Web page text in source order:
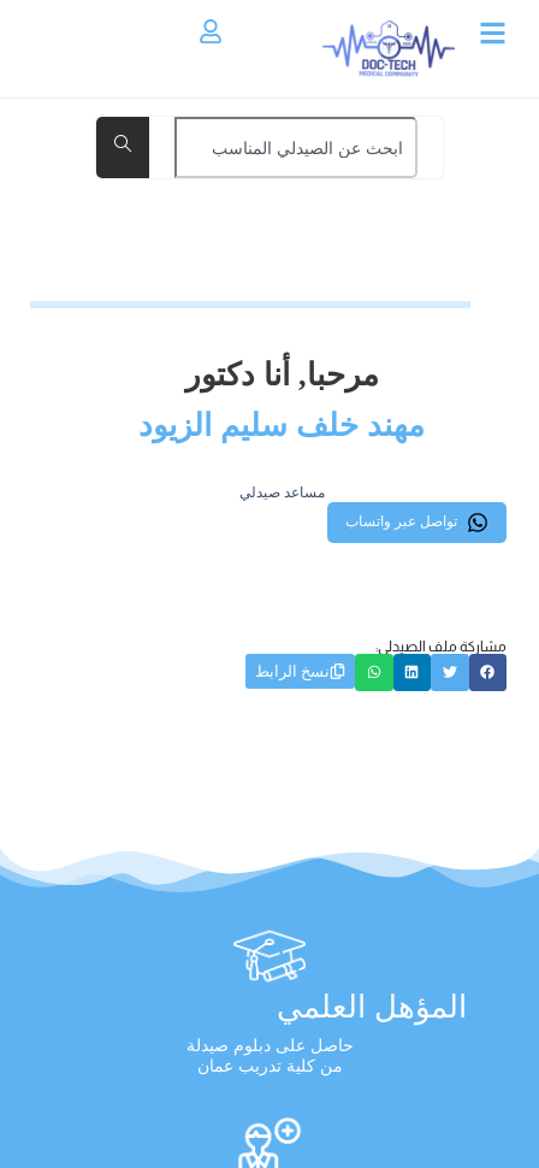
مرحبا, أنا دكتور
مهند خلف سليم الزيود
مساعد صيدلي
تواصل عبر واتساب
مشاركة ملف الصيدلي:
نسخ الرابط
المؤهل العلمي
حاصل على دبلوم صيدلة
من كلية تدريب عمان